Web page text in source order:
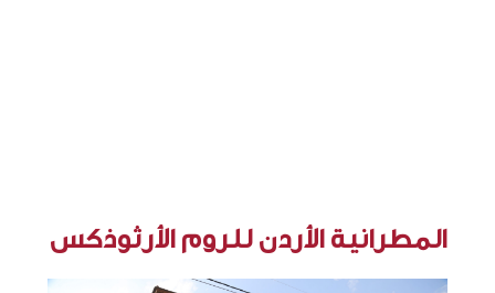
المطرانية الأردن للروم الأرثوذكس